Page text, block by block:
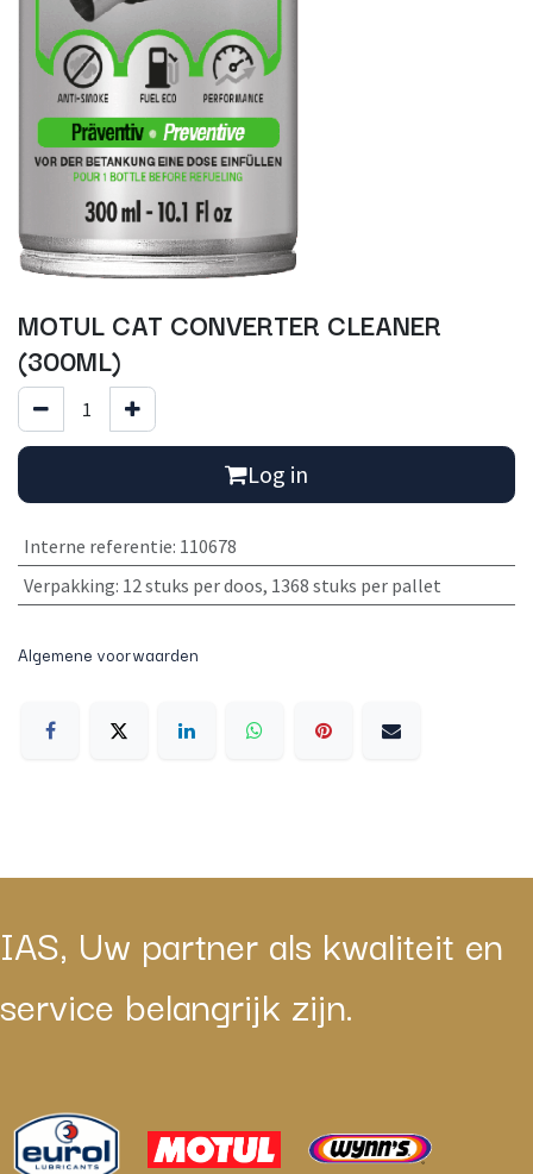
MOTUL CAT CONVERTER CLEANER
(300ML)
Log in
Interne referentie: 110678
Verpakking: 12 stuks per doos, 1368 stuks per pallet
Algemene voorwaarden
IAS, Uw partner als kwaliteit en
service belangrijk zijn.